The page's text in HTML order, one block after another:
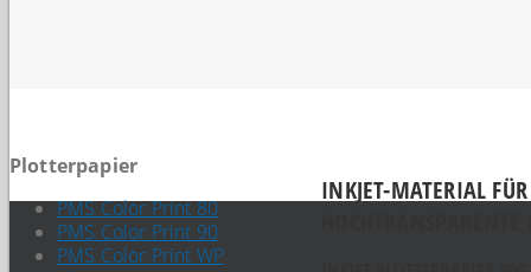
INKJET-MATERIAL
Plotterpapier
PMS Color Print 80
PMS Color Print 90
PMS Color Print WP